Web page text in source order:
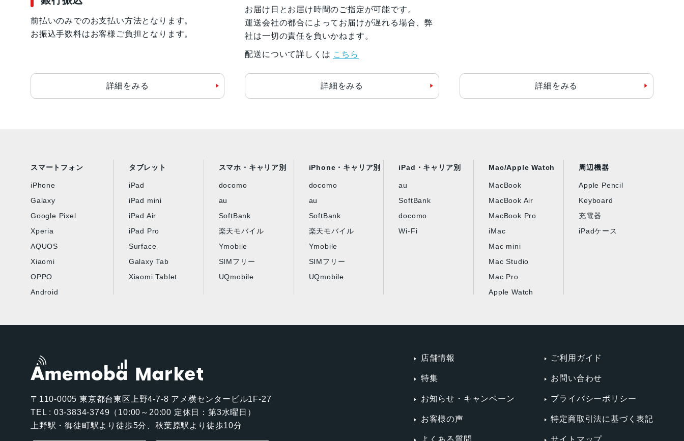
前払いのみでのお支払い方法となります。
お振込手数料はお客様ご負担となります。
詳細をみる
お届け日とお届け時間のご指定が可能です。
運送会社の都合によってお届けが遅れる場合、弊
社は一切の責任を負いかねます。
配送について詳しくは こちら
詳細をみる 詳細をみる
スマートフォン
iPhone
Galaxy
Google Pixel
Xperia
AQUOS
Xiaomi
OPPO
Android
タブレット
iPad
iPad mini
iPad Air
iPad Pro
Surface
Galaxy Tab
Xiaomi Tablet
スマホ・キャリア別
docomo
au
SoftBank
楽天モバイル
Ymobile
SIMフリー
UQmobile
iPhone・キャリア別
docomo
au
SoftBank
楽天モバイル
Ymobile
SIMフリー
UQmobile
iPad・キャリア別
au
SoftBank
docomo
Wi-Fi
Mac/Apple Watch
MacBook
MacBook Air
MacBook Pro
iMac
Mac mini
Mac Studio
Mac Pro
Apple Watch
周辺機器
Apple Pencil
Keyboard
充電器
iPadケース
〒110-0005 東京都台東区上野4-7-8 アメ横センタービル1F-27
TEL : 03-3834-3749（10:00～20:00 定休日：第3水曜日）
上野駅・御徒町駅より徒歩5分、秋葉原駅より徒歩10分
店舗情報
特集
お知らせ・キャンペーン
お客様の声
ご利用ガイド
お問い合わせ
プライバシーポリシー
特定商取引法に基づく表記